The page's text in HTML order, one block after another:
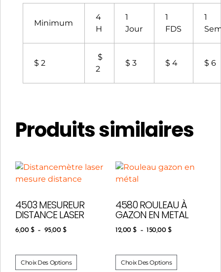
Minimum
4
H
1
Jour
1
FDS
1
$ 2
$
2
$ 3 $ 4 $ 6
Produits similaires
4503 MESUREUR
DISTANCE LASER
6,00 $ – 95,00 $
Choix Des Options
4580 ROULEAU À
GAZON EN METAL
12,00$ – 150,00 $
Choix Des Options